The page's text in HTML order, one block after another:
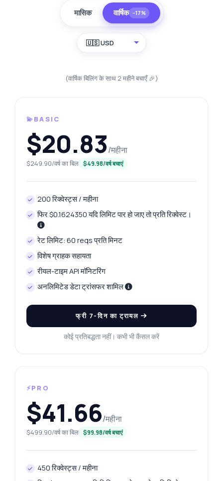
मासिक वार्षिक −17%
🇺🇸 USD
(वार्षिक बिलिंग के साथ 2 महीने बचाएँ 🎉)
💫BASIC
$20.83/महीना
$249.90/वर्ष का बिल $49.98/वर्ष बचाएं
200 रिक्वेस्ट्स / महीना
फिर $0.1624350 यदि लिमिट पार हो जाए तो प्रति रिक्वेस्ट।
रेट लिमिट: 60 reqs प्रति मिनट
विशेष ग्राहक सहायता
रीयल-टाइम API मॉनिटरिंग
अनलिमिटेड डेटा ट्रांसफर शामिल
फ्री 7-दिन का ट्रायल
कोई प्रतिबद्धता नहीं। कभी भी कैंसल करें
⚡PRO
$41.66/महीना
$499.90/वर्ष का बिल $99.98/वर्ष बचाएं
450 रिक्वेस्ट्स / महीना